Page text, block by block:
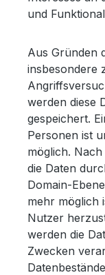
und
Aus Gründen
insbesondere
werden diese
gespeichert.
Personen ist
möglich.
die Daten
Domain-
mehr möglich
Nutzer
werden die
Zwecken